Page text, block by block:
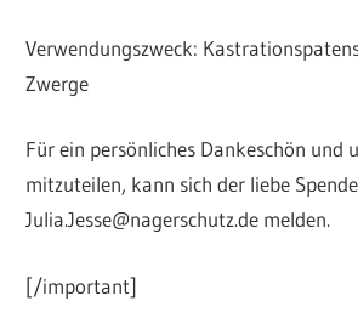
Verwendungszweck:
Zwerge
Für ein persönliches Dankeschön und
mitzuteilen, kann sich der liebe
Julia.Jesse@nagerschutz.de melden.
[/important]